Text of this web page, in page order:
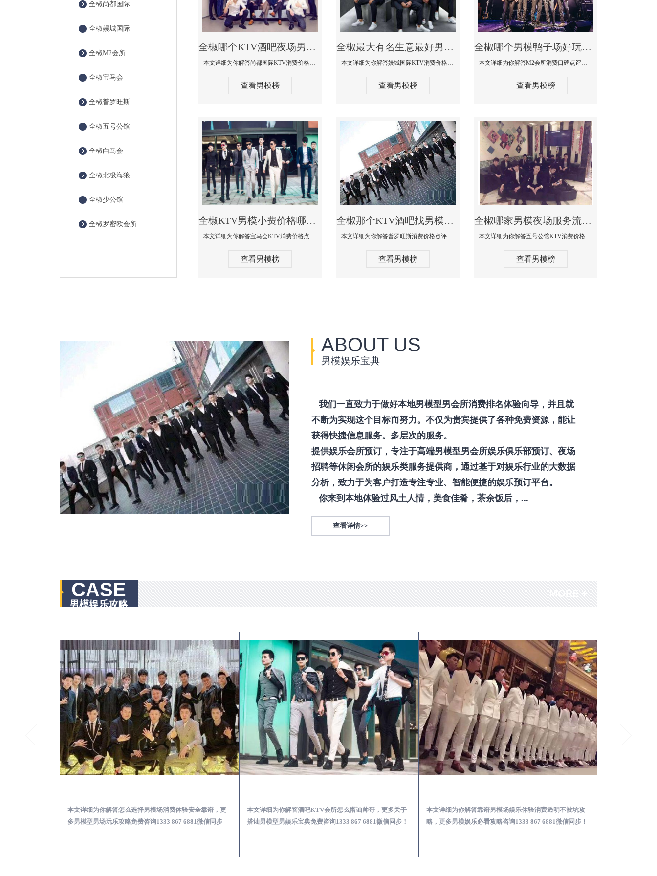
全椒尚都国际
全椒嫚城国际
全椒M2会所
全椒宝马会
全椒普罗旺斯
全椒五号公馆
全椒白马会
全椒北极海狼
全椒少公馆
全椒罗密欧会所
全椒哪个KTV酒吧夜场男模公关型男最帅-尚都国际KTV消费价格点评
本文详细为你解答尚都国际KTV消费价格点评，更多关于哪个KTV酒吧夜场男模公关型男最帅免费咨询1333 867 6881微信同步
查看男模榜
全椒最大有名生意最好男模少爷场KTV体验-嫚城国际KTV消费价格点评
本文详细为你解答嫚城国际KTV消费价格口碑点评，更多关于最大有名生意最好男模少爷场KTV体验免费咨询1333 867 6881微信同步！
查看男模榜
全椒哪个男模鸭子场好玩陪酒服务好-M2会所KTV消费口碑点评
本文详细为你解答M2会所消费口碑点评，更多关于哪个男模鸭子场好玩陪酒服务好免费咨询1333 867 6881微信同步！
查看男模榜
全椒KTV男模小费价格哪家便宜-宝马会KTV消费口碑点评
本文详细为你解答宝马会KTV消费价格点评，更多关于KTV男模小费价格哪家便宜免费咨询1333 867 6881微信同步！
查看男模榜
全椒那个KTV酒吧找男模帅哥男妓多-普罗旺斯KTV真实口碑点评
本文详细为你解答普罗旺斯消费价格点评，更多关于那个KTV酒吧找男模帅哥最多免费咨询1333 867 6881微信同步！
查看男模榜
全椒哪家男模夜场服务流程全面-五号公馆KTV消费价格点评
本文详细为你解答五号公馆KTV消费价格，更多关于哪家男模夜场服务流程全面免费咨询1333 867 6881微信同步！
查看男模榜
ABOUT US
男模娱乐宝典
我们一直致力于做好本地男模型男会所消费排名体验向导，并且就
不断为实现这个目标而努力。不仅为贵宾提供了各种免费资源，能让
获得快捷信息服务。多层次的服务。
提供娱乐会所预订，专注于高端男模型男会所娱乐俱乐部预订、夜场
招聘等休闲会所的娱乐类服务提供商，通过基于对娱乐行业的大数据
分析，致力于为客户打造专注专业、智能便捷的娱乐预订平台。
你来到本地体验过风土人情，美食佳肴，茶余饭后，...
查看详情>>
CASE
男模娱乐攻略
本文详细为你解答怎么选择男模场消费体验安全靠谱，更
多男模型男场玩乐攻略免费咨询1333 867 6881微信同步
本文详细为你解答酒吧KTV会所怎么搭讪帅哥，更多关于
搭讪男模型男娱乐宝典免费咨询1333 867 6881微信同步！
本文详细为你解答靠谱男模场娱乐体验消费透明不被坑攻
略，更多男模娱乐必看攻略咨询1333 867 6881微信同步！